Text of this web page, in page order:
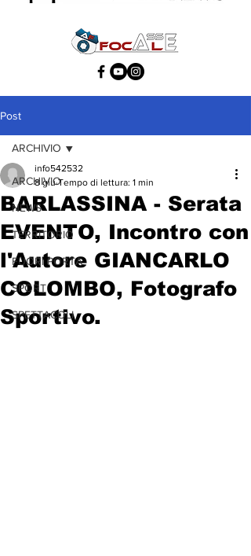
Post
ARCHIVIO
NEWS
TERRITORIO
FUORI PORTA
SPORT
SPETTACOLI
ARCHIVIO
BARLASSINA - Serata
EVENTO, Incontro con
l'Autore GIANCARLO
COLOMBO, Fotografo
Sportivo.
info542532
8 giu Tempo di lettura: 1 min